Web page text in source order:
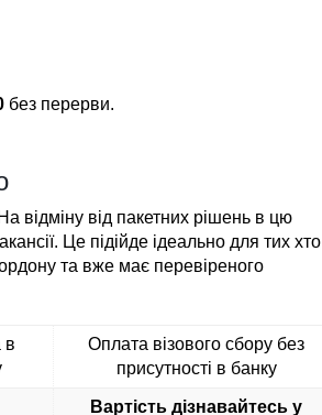
без перерви.
відміну від пакетних рішень в цю
Це підійде ідеально для тих хто
та вже має перевіреного
в
Оплата візового сбору без
присутності в банку
Вартість дізнавайтесь у